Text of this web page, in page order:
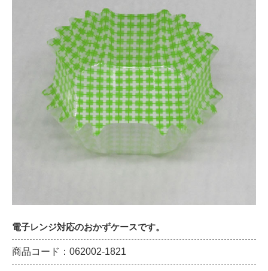
電子レンジ対応のおかずケースです。
商品コード：062002-1821